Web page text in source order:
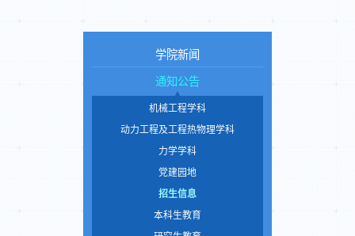
学院新闻
通知公告
机械工程学科
动力工程及工程热物理学科
力学学科
党建园地
招生信息
本科生教育